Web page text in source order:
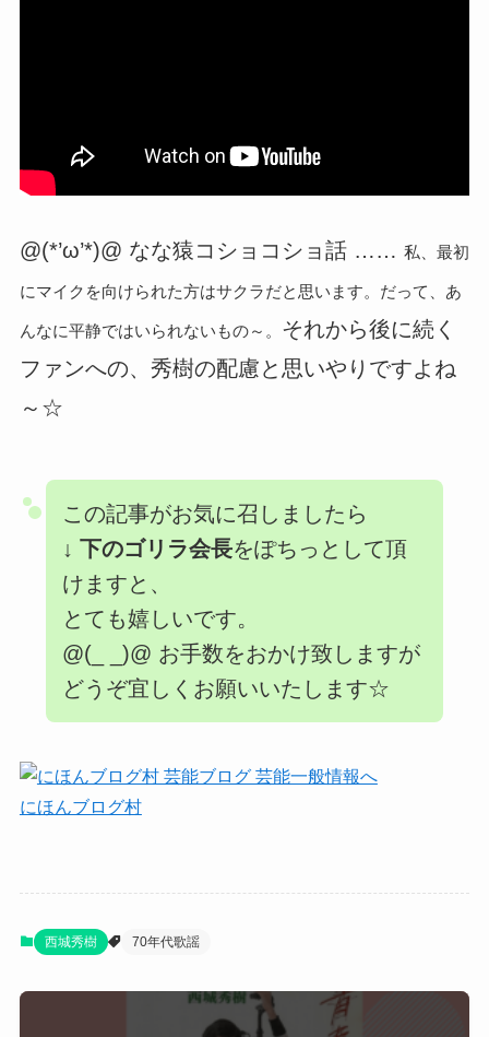
@(*’ω’*)@ なな猿コショコショ話 …… 私、最初
にマイクを向けられた方はサクラだと思います。だって、あ
んなに平静ではいられないもの～。 それから後に続く
ファンへの、秀樹の配慮と思いやりですよね
～☆
この記事がお気に召しましたら
↓ 下のゴリラ会長をぽちっとして頂
けますと、
とても嬉しいです。
@(_ _)@ お手数をおかけ致しますが
どうぞ宜しくお願いいたします☆
にほんブログ村
西城秀樹 70年代歌謡